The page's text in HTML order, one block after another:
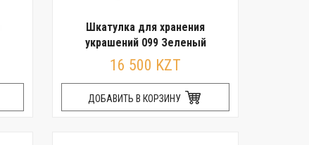
Шкатулка для хранения
украшений 099 Зеленый
16 500 KZT
ДОБАВИТЬ В КОРЗИНУ